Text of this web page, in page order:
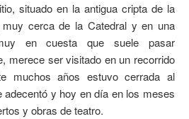
situado en la antigua cripta de la
cerca de la Catedral y en una
en cuesta que suele pasar
merece ser visitado en un recorrido
muchos años estuvo cerrada al
adecentó y hoy en día en los meses
y obras de teatro.